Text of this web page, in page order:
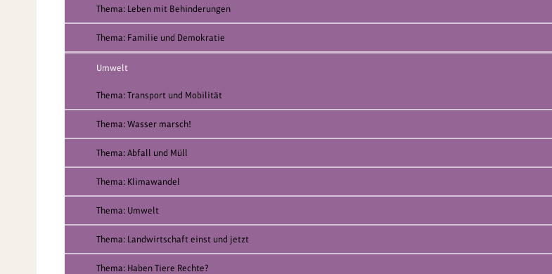
Thema: Leben mit Behinderungen
Thema: Familie und Demokratie
Umwelt
Thema: Transport und Mobilität
Thema: Wasser marsch!
Thema: Abfall und Müll
Thema: Klimawandel
Thema: Umwelt
Thema: Landwirtschaft einst und jetzt
Thema: Haben Tiere Rechte?